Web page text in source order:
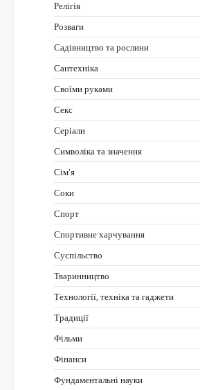
Релігія
Розваги
Садівництво та рослини
Сантехніка
Своїми руками
Секс
Серіали
Символіка та значення
Сім’я
Соки
Спорт
Спортивне харчування
Суспільство
Тваринництво
Технології, техніка та гаджети
Традиції
Фільми
Фінанси
Фундаментальні науки